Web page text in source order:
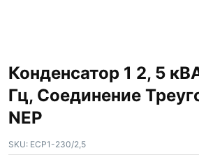
Конденсатор 1 2, 5
Гц, Соединение
NEP
SKU: ECP1-230/2,5